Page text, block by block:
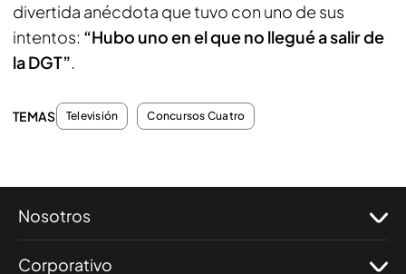
divertida anécdota que tuvo con uno de sus
intentos: “Hubo uno en el que no llegué a salir de
la DGT”.
TEMAS Televisión Concursos Cuatro
Nosotros
Corporativo